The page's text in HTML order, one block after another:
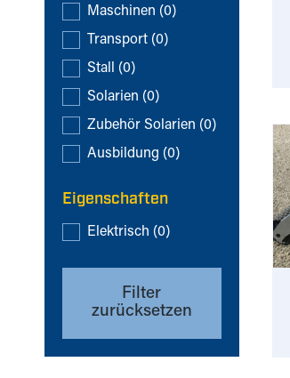
Maschinen (0)
Transport (0)
Stall (0)
Solarien (0)
Zubehör Solarien (0)
Ausbildung (0)
Eigenschaften
Eigenschaften
Elektrisch (0)
Filter
zurücksetzen